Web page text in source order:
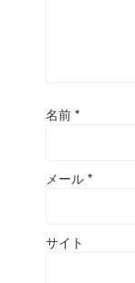
名前 *
メール *
サイト